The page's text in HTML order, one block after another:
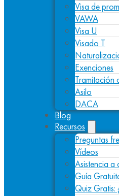
Visa de
VAWA
Visa U
Visado T
Exenciones
Tramitación
Asilo
DACA
Blog
Recursos
Preguntas
Vídeos
Asistencia
Guía
Quiz Gratis: